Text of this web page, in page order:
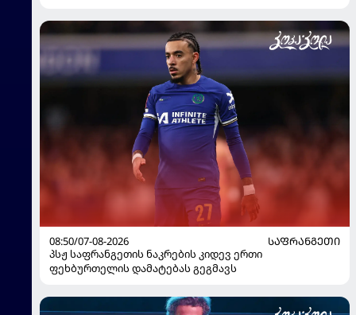
08:50/07-08-2026
ᲡᲐᲤᲠᲐᲜᲒᲔᲗᲘ
პსჟ საფრანგეთის ნაკრების კიდევ ერთი
ფეხბურთელის დამატებას გეგმავს